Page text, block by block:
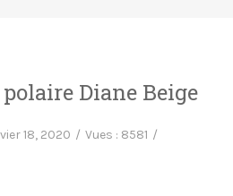
Diane Beige
18, 2020 Vues : 8581